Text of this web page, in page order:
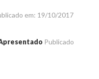
em: 19/10/2017
Publicado